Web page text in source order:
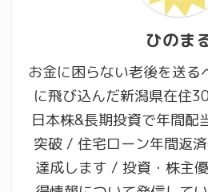
ひのま
お金に困らない老後を送る
に飛び込んだ新潟県在住
日本株&長期投資で年間配
突破 / 住宅ローン年間返
達成します / 投資・株主